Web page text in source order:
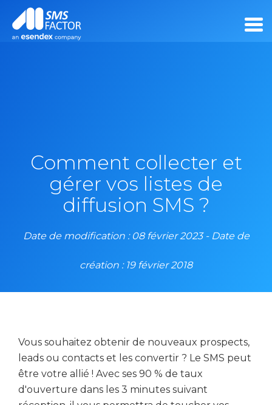
Comment collecter et
gérer vos listes de
diffusion SMS ?
Date de modification : 08 février 2023 - Date de
création : 19 février 2018
Vous souhaitez obtenir de nouveaux prospects,
leads ou contacts et les convertir ? Le SMS peut
être votre allié ! Avec ses 90 % de taux
d'ouverture dans les 3 minutes suivant